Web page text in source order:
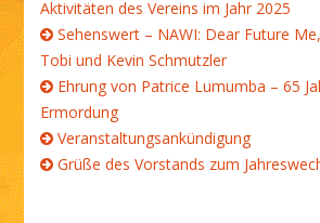
Aktivitäten des Vereins im Jahr
Sehenswert – NAWI: Dear Future
Tobi und Kevin Schmutzler
Ehrung von Patrice Lumumba – 65
Ermordung
Veranstaltungsankündigung
Grüße des Vorstands zum